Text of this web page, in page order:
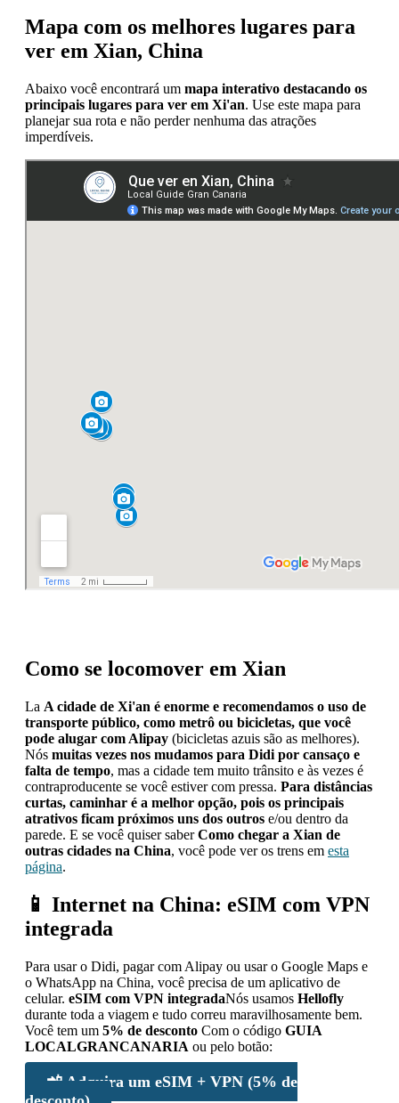
Mapa com os melhores lugares para
ver em Xian, China
Abaixo você encontrará um mapa interativo destacando os
principais lugares para ver em Xi'an. Use este mapa para
planejar sua rota e não perder nenhuma das atrações
imperdíveis.
Como se locomover em Xian
La A cidade de Xi'an é enorme e recomendamos o uso de
transporte público, como metrô ou bicicletas, que você
pode alugar com Alipay (bicicletas azuis são as melhores).
Nós muitas vezes nos mudamos para Didi por cansaço e
falta de tempo, mas a cidade tem muito trânsito e às vezes é
contraproducente se você estiver com pressa. Para distâncias
curtas, caminhar é a melhor opção, pois os principais
atrativos ficam próximos uns dos outros e/ou dentro da
parede. E se você quiser saberComo chegar a Xian de
outras cidades na China, você pode ver os trens em esta
página.
📱 Internet na China: eSIM com VPN
integrada
Para usar o Didi, pagar com Alipay ou usar o Google Maps e
o WhatsApp na China, você precisa de um aplicativo de
celular. eSIM com VPN integradaNós usamos Hellofly
durante toda a viagem e tudo correu maravilhosamente bem.
Você tem um 5% de desconto Com o código GUIA
LOCALGRANCANARIA ou pelo botão:
📲 Adquira um eSIM + VPN (5% de